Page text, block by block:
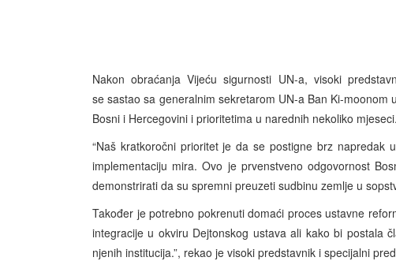
Nakon obraćanja Vijeću sigurnosti UN-a, visoki
se sastao sa generalnim sekretarom UN-a Ban Ki-
Bosni i Hercegovini i prioritetima u narednih nekoliko mjeseci.
“Naš kratkoročni prioritet je da se postigne brz napredak
implementaciju mira. Ovo je prvenstveno odgovornost
demonstrirati da su spremni preuzeti sudbinu zemlje u
Također je potrebno pokrenuti domaći proces ustavne
integracije u okviru Dejtonskog ustava ali kako bi postala
njenih institucija.”, rekao je visoki predstavnik i specijalni